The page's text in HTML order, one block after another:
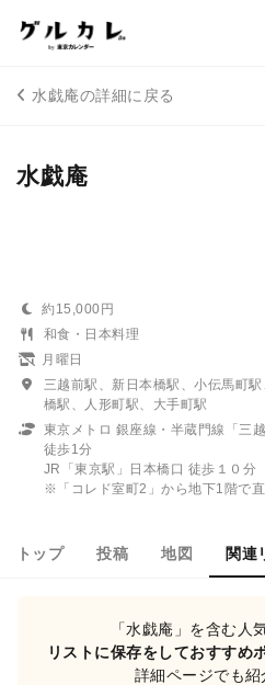
水戯庵の詳細に戻る
水戯庵
約15,000円
和食・日本料理
月曜日
三越前駅、新日本橋駅、小伝馬町
橋駅、人形町駅、大手町駅
東京メトロ 銀座線・半蔵門線「三
徒歩1分
JR「東京駅」日本橋口 徒歩１０分
※「コレド室町2」から地下1階で
トップ 投稿 地図 関連
「水戯庵」を含む人
リストに保存をしておすすめ
詳細ページでも紹